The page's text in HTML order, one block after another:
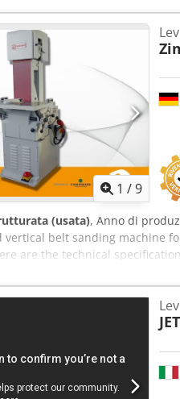
1 /9
(usata), Anno di
belt sanding machine
are the technical
Sanding height: 400 mm - Belt
tilt: 30/45° - Power: 4.0
Incl. sanding belts - Foot-
machine has been
the roller bearings are
a motor brake and
month warranty. Price plus
please feel free to contact us.